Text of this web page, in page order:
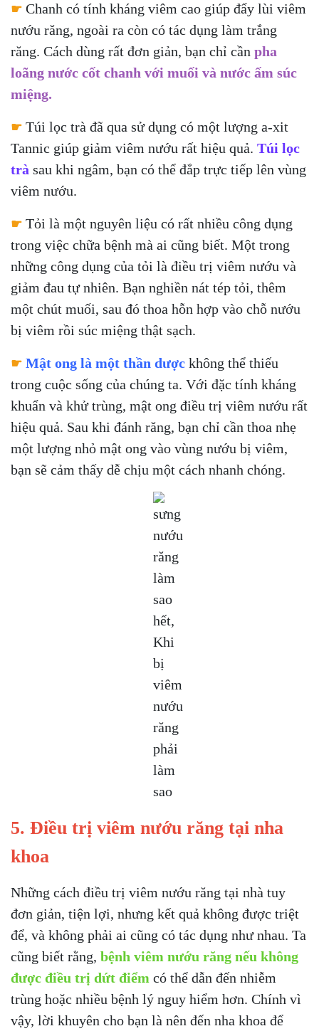
☛ Chanh có tính kháng viêm cao giúp đẩy lùi viêm
nướu răng, ngoài ra còn có tác dụng làm trắng
răng. Cách dùng rất đơn giản, bạn chỉ cần pha
loãng nước cốt chanh với muối và nước ấm súc
miệng.
☛ Túi lọc trà đã qua sử dụng có một lượng a-xit
Tannic giúp giảm viêm nướu rất hiệu quả. Túi lọc
trà sau khi ngâm, bạn có thể đắp trực tiếp lên vùng
viêm nướu.
☛ Tỏi là một nguyên liệu có rất nhiều công dụng
trong việc chữa bệnh mà ai cũng biết. Một trong
những công dụng của tỏi là điều trị viêm nướu và
giảm đau tự nhiên. Bạn nghiền nát tép tỏi, thêm
một chút muối, sau đó thoa hỗn hợp vào chỗ nướu
bị viêm rồi súc miệng thật sạch.
☛ Mật ong là một thần dược không thể thiếu
trong cuộc sống của chúng ta. Với đặc tính kháng
khuẩn và khử trùng, mật ong điều trị viêm nướu rất
hiệu quả. Sau khi đánh răng, bạn chỉ cần thoa nhẹ
một lượng nhỏ mật ong vào vùng nướu bị viêm,
bạn sẽ cảm thấy dễ chịu một cách nhanh chóng.
5. Điều trị viêm nướu răng tại nha
khoa
Những cách điều trị viêm nướu răng tại nhà tuy
đơn giản, tiện lợi, nhưng kết quả không được triệt
để, và không phải ai cũng có tác dụng như nhau. Ta
cũng biết rằng, bệnh viêm nướu răng nếu không
được điều trị dứt điểm có thể dẫn đến nhiễm
trùng hoặc nhiều bệnh lý nguy hiểm hơn. Chính vì
vậy, lời khuyên cho bạn là nên đến nha khoa để